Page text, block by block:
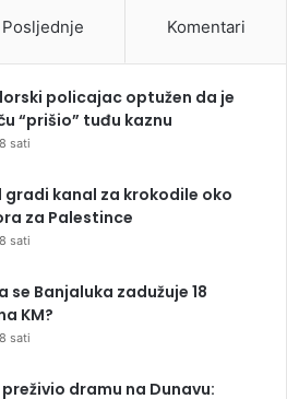
Posljednje Komentari
policajac optužen da je
“prišio” tuđu kaznu
sati
gradi kanal za krokodile oko
za Palestince
sati
se Banjaluka zadužuje 18
KM?
sati
dramu na Dunavu: